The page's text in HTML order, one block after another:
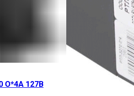
О*4А 127В